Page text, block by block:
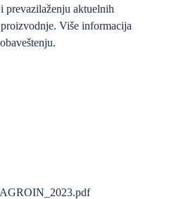
prevazilaženju aktuelnih
Više informacija